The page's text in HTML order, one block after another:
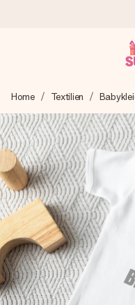
Wir bereiten dein
blitzschnell – damit du
überreichen kannst,
4,8 (basierend
Unsere Geschenke
4,8 bei Google
die wir versenden).
+49 39292
Home Textilien